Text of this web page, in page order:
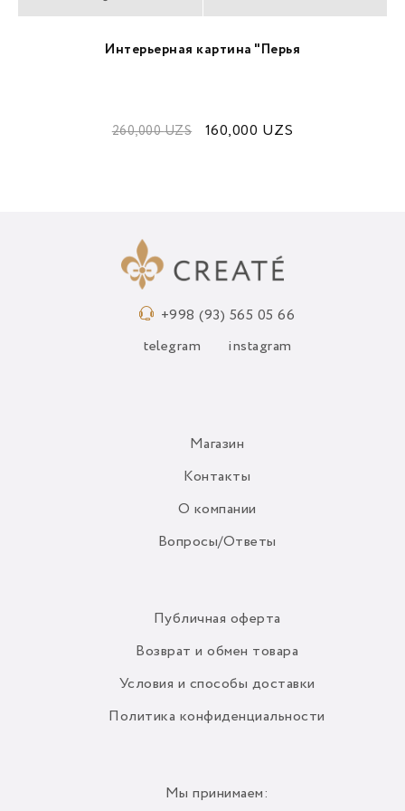
Интерьерная картина "Перья
260,000UZS 160,000 UZS
+998 (93) 565 05 66
telegram instagram
Магазин
Контакты
О компании
Вопросы/Ответы
Публичная оферта
Возврат и обмен товара
Условия и способы доставки
Политика конфиденциальности
Мы принимаем: